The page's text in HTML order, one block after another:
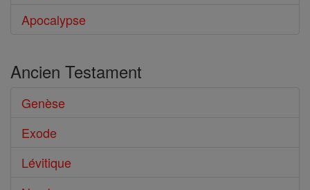
Apocalypse
Ancien Testament
Genèse
Exode
Lévitique